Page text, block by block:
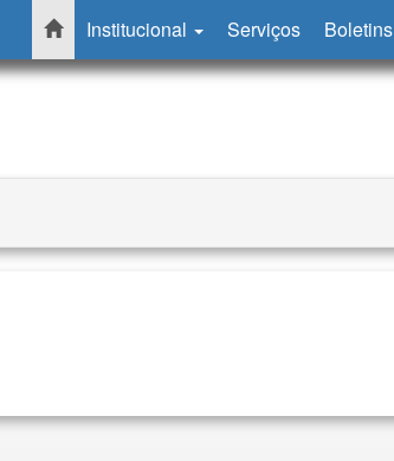
Institucional Serviços Boletins